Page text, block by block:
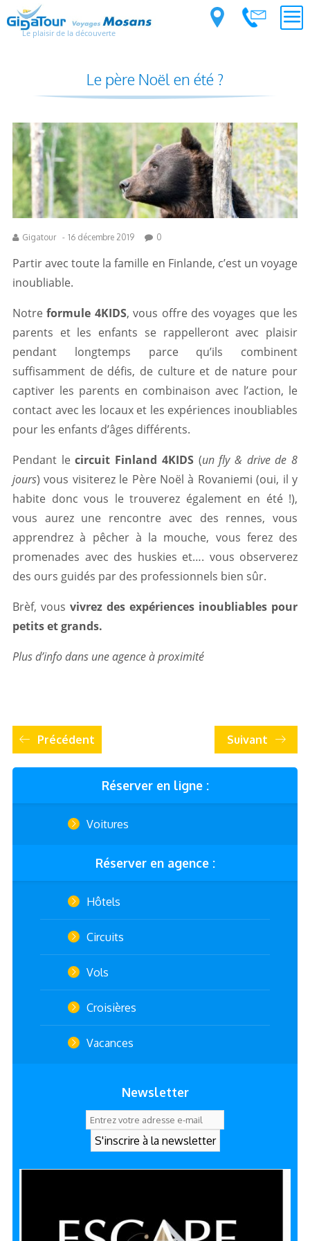
Le plaisir de la découverte
Le père Noël en été ?
Réserver en ligne :
Voitures
Réserver en agence :
Hôtels
Circuits
Vols
Croisières
Vacances
Newsletter
Gigatour - 16 décembre 2019 0
Partir avec toute la famille en Finlande, c’est un voyage
inoubliable.
Notreformule 4KIDS, vous offre des voyages que les
parents et les enfants se rappelleront avec plaisir
pendant longtemps parce qu’ils combinent
suffisamment de défis, de culture et de nature pour
captiver les parents en combinaison avec l’action, le
contact avec les locaux et les expériences inoubliables
pour les enfants d’âges différents.
Pendant lecircuit Finland 4KIDS(un fly & drive de 8
jours) vous visiterez le Père Noël à Rovaniemi (oui, il y
habite donc vous le trouverez également en été !),
vous aurez une rencontre avec des rennes, vous
apprendrez à pêcher à la mouche, vous ferez des
promenades avec des huskies et…. vous observerez
des ours guidés par des professionnels bien sûr.
Brèf, vous vivrez des expériences inoubliables pour
petits et grands.
Plus d’info dans une agence à proximité
Précédent Suivant